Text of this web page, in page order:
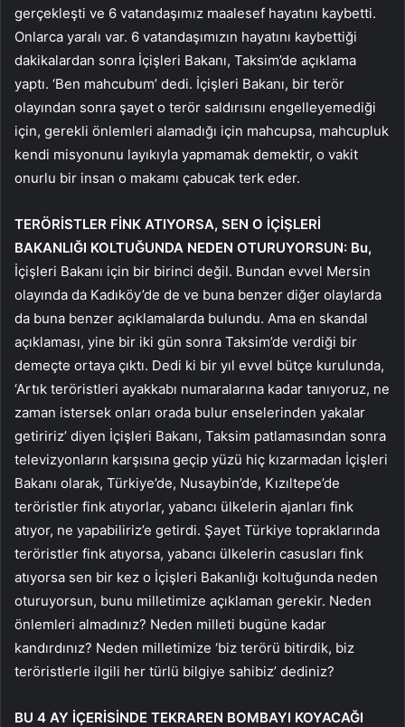
gerçekleşti ve 6 vatandaşımız maalesef hayatını kaybetti.
Onlarca yaralı var. 6 vatandaşımızın hayatını kaybettiği
dakikalardan sonra İçişleri Bakanı, Taksim’de açıklama
yaptı. ‘Ben mahcubum’ dedi. İçişleri Bakanı, bir terör
olayından sonra şayet o terör saldırısını engelleyemediği
için, gerekli önlemleri alamadığı için mahcupsa, mahcupluk
kendi misyonunu layıkıyla yapmamak demektir, o vakit
onurlu bir insan o makamı çabucak terk eder.
TERÖRİSTLER FİNK ATIYORSA, SEN O İÇİŞLERİ
BAKANLIĞI KOLTUĞUNDA NEDEN OTURUYORSUN: Bu,
İçişleri Bakanı için bir birinci değil. Bundan evvel Mersin
olayında da Kadıköy’de de ve buna benzer diğer olaylarda
da buna benzer açıklamalarda bulundu. Ama en skandal
açıklaması, yine bir iki gün sonra Taksim’de verdiği bir
demeçte ortaya çıktı. Dedi ki bir yıl evvel bütçe kurulunda,
‘Artık teröristleri ayakkabı numaralarına kadar tanıyoruz, ne
zaman istersek onları orada bulur enselerinden yakalar
getiririz’ diyen İçişleri Bakanı, Taksim patlamasından sonra
televizyonların karşısına geçip yüzü hiç kızarmadan İçişleri
Bakanı olarak, Türkiye’de, Nusaybin’de, Kızıltepe’de
teröristler fink atıyorlar, yabancı ülkelerin ajanları fink
atıyor, ne yapabiliriz’e getirdi. Şayet Türkiye topraklarında
teröristler fink atıyorsa, yabancı ülkelerin casusları fink
atıyorsa sen bir kez o İçişleri Bakanlığı koltuğunda neden
oturuyorsun, bunu milletimize açıklaman gerekir. Neden
önlemleri almadınız? Neden milleti bugüne kadar
kandırdınız? Neden milletimize ‘biz terörü bitirdik, biz
teröristlerle ilgili her türlü bilgiye sahibiz’ dediniz?
BU 4 AY İÇERİSİNDE TEKRAREN BOMBAYI KOYACAĞI